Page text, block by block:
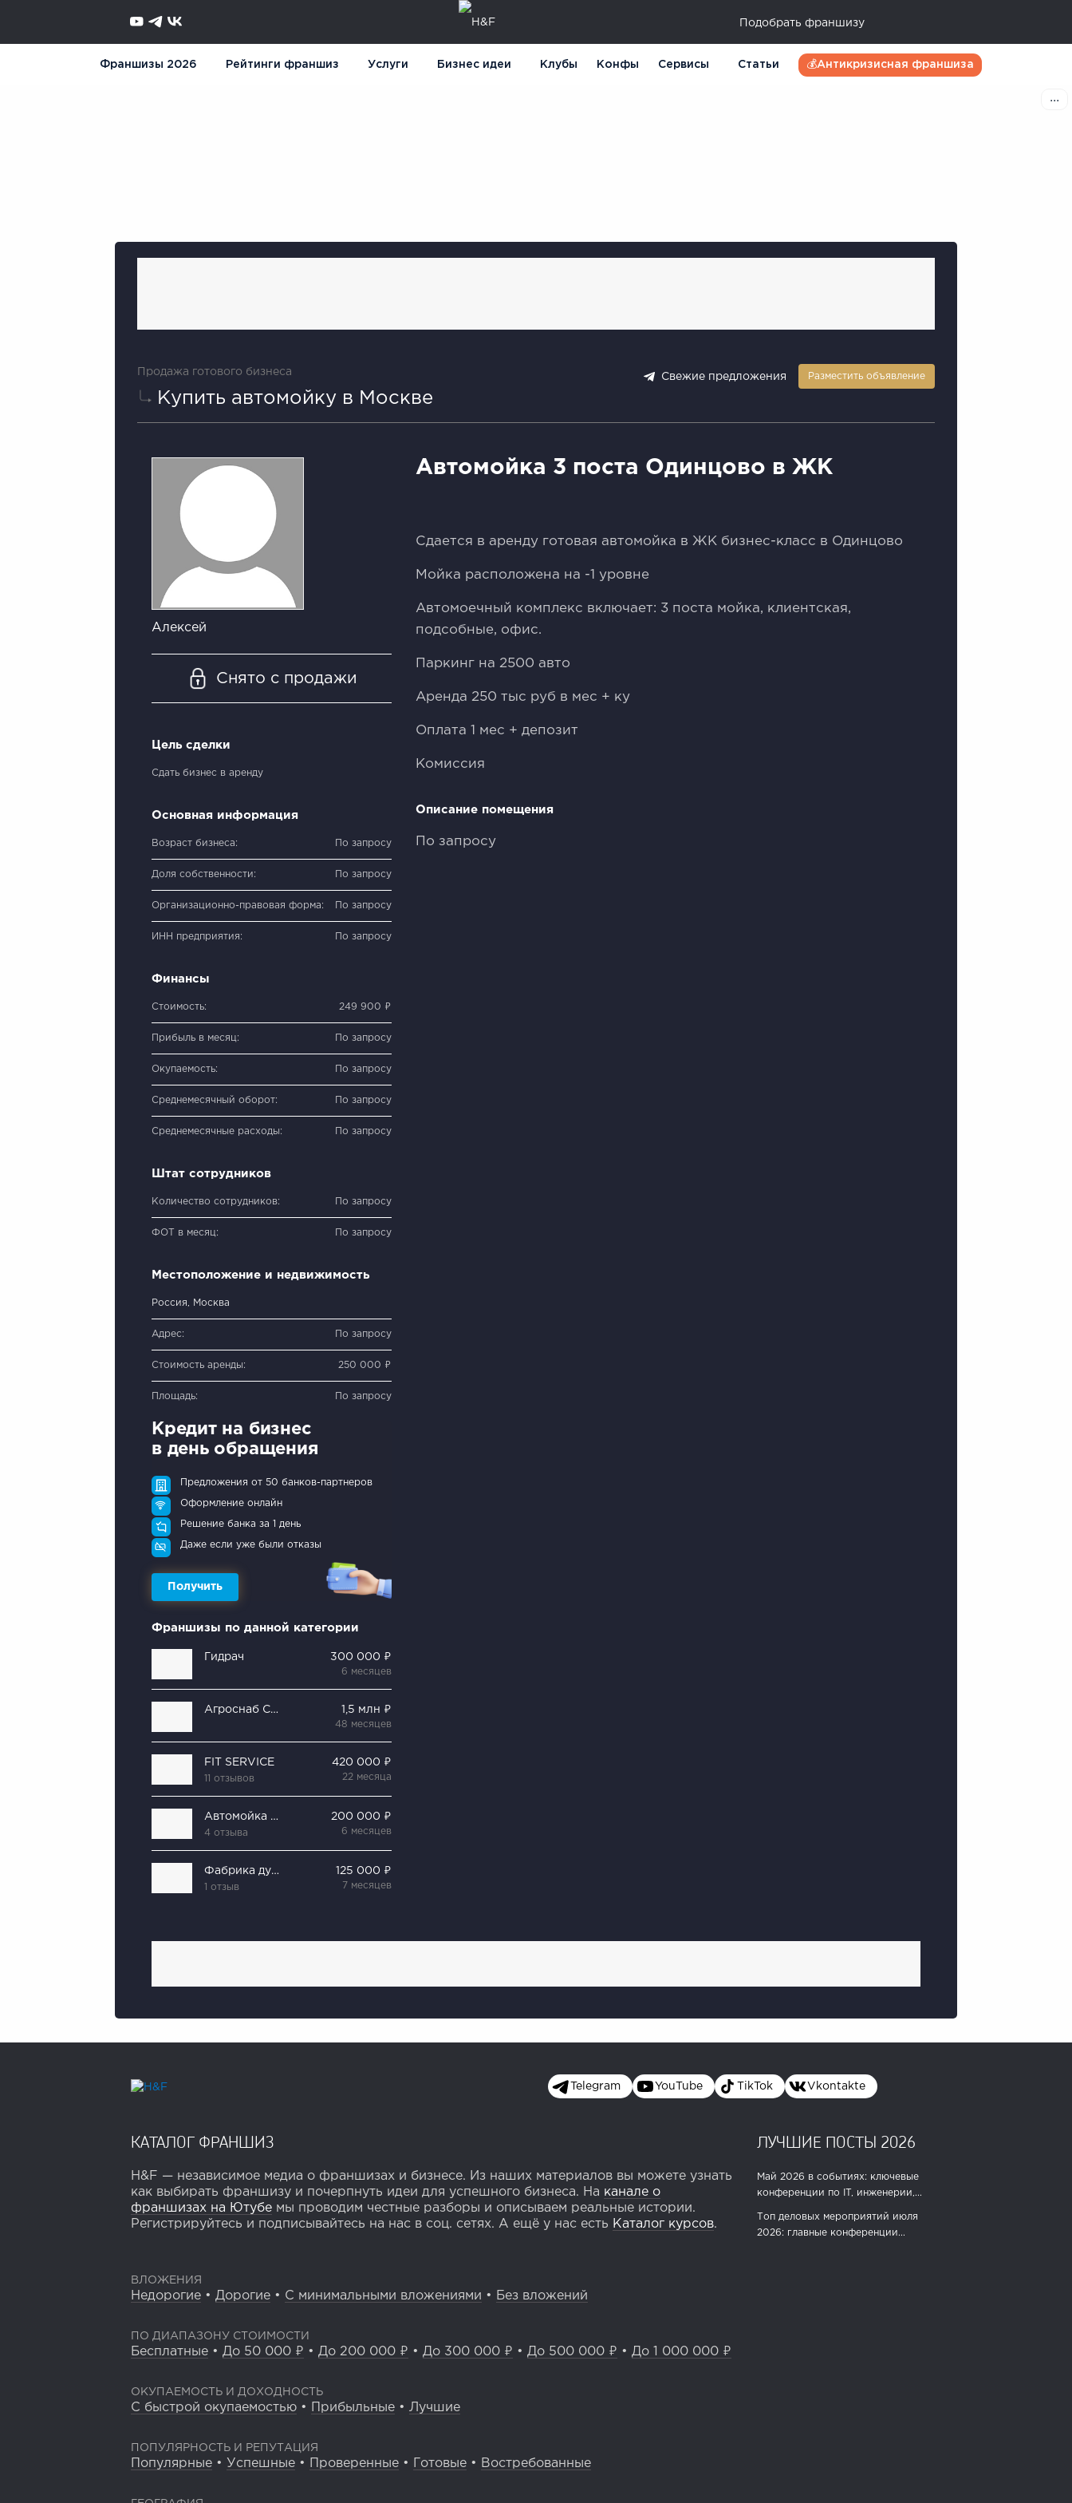
Подобрать франшизу
Франшизы 2026 Рейтинги франшиз Услуги Бизнес идеи Клубы Конфы Сервисы Статьи 💰Антикризисная франшиза
Продажа готового бизнеса
Купить автомойку в Москве
Свежие предложения Разместить объявление
Алексей
Снято с продажи
Цель сделки
Сдать бизнес в аренду
Основная информация
Возраст бизнеса: По запросу
Доля собственности: По запросу
Организационно-правовая форма: По запросу
ИНН предприятия: По запросу
Финансы
Стоимость: 249 900 ₽
Прибыль в месяц: По запросу
Окупаемость: По запросу
Среднемесячный оборот: По запросу
Среднемесячные расходы: По запросу
Штат сотрудников
Количество сотрудников: По запросу
ФОТ в месяц: По запросу
Местоположение и недвижимость
Россия, Москва
Адрес: По запросу
Стоимость аренды: 250 000 ₽
Площадь: По запросу
Кредит на бизнес
в день обращения
Предложения от 50 банков-партнеров
Оформление онлайн
Решение банка за 1 день
Даже если уже были отказы
Получить
Франшизы по данной категории
Гидрач 300 000 ₽
6 месяцев
Агроснаб Сельстор 1,5 млн ₽
48 месяцев
FIT SERVICE
11 отзывов
420 000 ₽
22 месяца
Автомойка Экспресс
4 отзыва
200 000 ₽
6 месяцев
Фабрика дубликатов
1 отзыв
125 000 ₽
7 месяцев
Автомойка 3 поста Одинцово в ЖК
Сдается в аренду готовая автомойка в ЖК бизнес-класс в Одинцово
Мойка расположена на -1 уровне
Автомоечный комплекс включает: 3 поста мойка, клиентская,
подсобные, офис.
Паркинг на 2500 авто
Аренда 250 тыс руб в мес + ку
Оплата 1 мес + депозит
Комиссия
Описание помещения
По запросу
Telegram YouTube TikTok Vkontakte
КАТАЛОГ ФРАНШИЗ
H&F — независимое медиа о франшизах и бизнесе. Из наших материалов вы можете узнать
как выбирать франшизу и почерпнуть идеи для успешного бизнеса. На канале о
франшизах на Ютубе мы проводим честные разборы и описываем реальные истории.
Регистрируйтесь и подписывайтесь на нас в соц. сетях. А ещё у нас есть Каталог курсов.
ЛУЧШИЕ ПОСТЫ 2026
Май 2026 в событиях: ключевые
конференции по IT, инженерии,...
Топ деловых мероприятий июля
2026: главные конференции...
ВЛОЖЕНИЯ
Недорогие • Дорогие • С минимальными вложениями • Без вложений
ПО ДИАПАЗОНУ СТОИМОСТИ
Бесплатные • До 50 000 ₽ • До 200 000 ₽ • До 300 000 ₽ • До 500 000 ₽ • До 1 000 000 ₽
ОКУПАЕМОСТЬ И ДОХОДНОСТЬ
С быстрой окупаемостью • Прибыльные • Лучшие
ПОПУЛЯРНОСТЬ И РЕПУТАЦИЯ
Популярные • Успешные • Проверенные • Готовые • Востребованные